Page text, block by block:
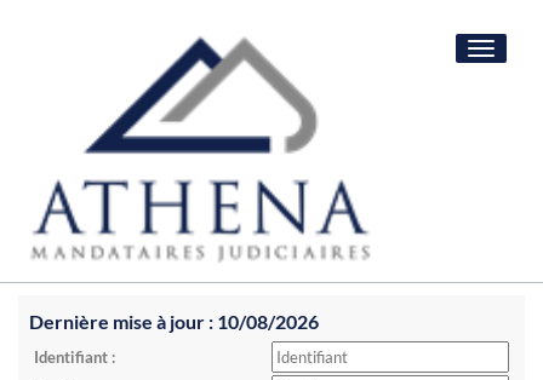
Toggle
Dernière mise à jour : 10/08/2026
Identifiant :